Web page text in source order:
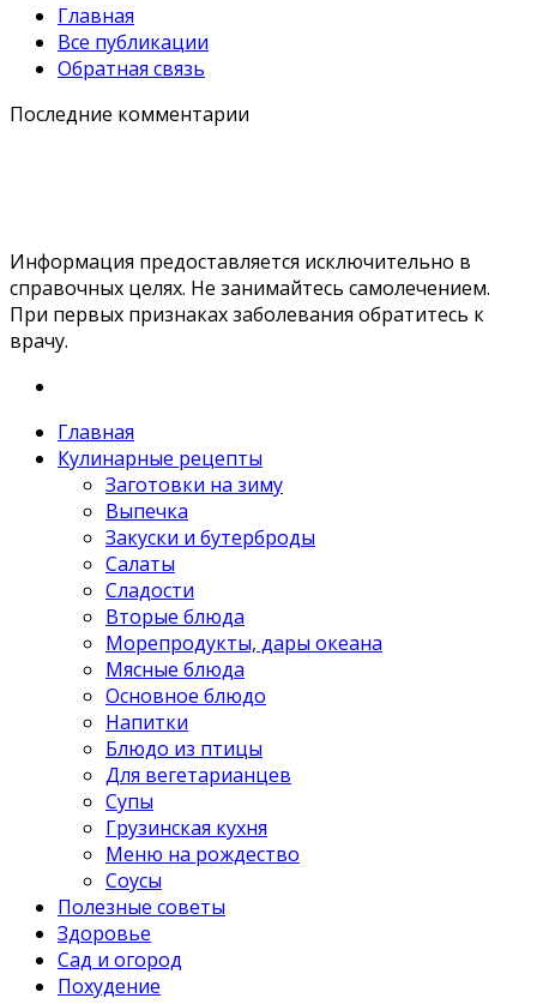
Главная
Все публикации
Обратная связь
Последние комментарии
Информация предоставляется исключительно в
справочных целях. Не занимайтесь самолечением.
При первых признаках заболевания обратитесь к
врачу.
Главная
Кулинарные рецепты
Заготовки на зиму
Выпечка
Закуски и бутерброды
Салаты
Сладости
Вторые блюда
Морепродукты, дары океана
Мясные блюда
Основное блюдо
Напитки
Блюдо из птицы
Для вегетарианцев
Супы
Грузинская кухня
Меню на рождество
Соусы
Полезные советы
Здоровье
Сад и огород
Похудение